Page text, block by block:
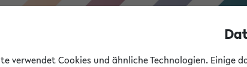
verwendet Cookies und ähnliche Technologien.